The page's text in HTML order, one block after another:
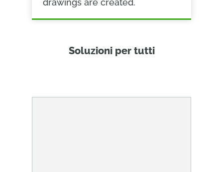
drawings are created.
Soluzioni per tutti